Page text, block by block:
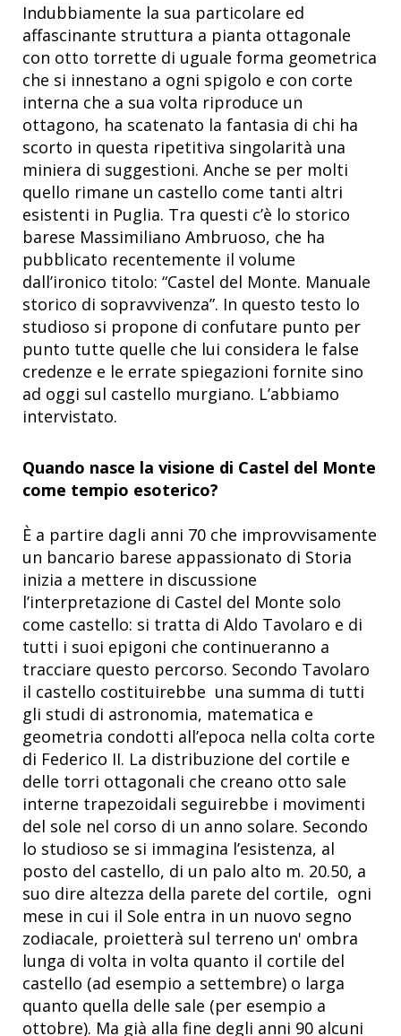
Indubbiamente la sua particolare ed
affascinante struttura a pianta ottagonale
con otto torrette di uguale forma geometrica
che si innestano a ogni spigolo e con corte
interna che a sua volta riproduce un
ottagono, ha scatenato la fantasia di chi ha
scorto in questa ripetitiva singolarità una
miniera di suggestioni. Anche se per molti
quello rimane un castello come tanti altri
esistenti in Puglia. Tra questi c’è lo storico
barese Massimiliano Ambruoso, che ha
pubblicato recentemente il volume
dall’ironico titolo: “Castel del Monte. Manuale
storico di sopravvivenza”. In questo testo lo
studioso si propone di confutare punto per
punto tutte quelle che lui considera le false
credenze e le errate spiegazioni fornite sino
ad oggi sul castello murgiano. L’abbiamo
intervistato.
Quando nasce la visione di Castel del Monte
come tempio esoterico?
È a partire dagli anni 70 che improvvisamente
un bancario barese appassionato di Storia
inizia a mettere in discussione
l’interpretazione di Castel del Monte solo
come castello: si tratta di Aldo Tavolaro e di
tutti i suoi epigoni che continueranno a
tracciare questo percorso. Secondo Tavolaro
il castello costituirebbe una summa di tutti
gli studi di astronomia, matematica e
geometria condotti all’epoca nella colta corte
di Federico II. La distribuzione del cortile e
delle torri ottagonali che creano otto sale
interne trapezoidali seguirebbe i movimenti
del sole nel corso di un anno solare. Secondo
lo studioso se si immagina l’esistenza, al
posto del castello, di un palo alto m. 20.50, a
suo dire altezza della parete del cortile, ogni
mese in cui il Sole entra in un nuovo segno
zodiacale, proietterà sul terreno un' ombra
lunga di volta in volta quanto il cortile del
castello (ad esempio a settembre) o larga
quanto quella delle sale (per esempio a
ottobre). Ma già alla fine degli anni 90 alcuni